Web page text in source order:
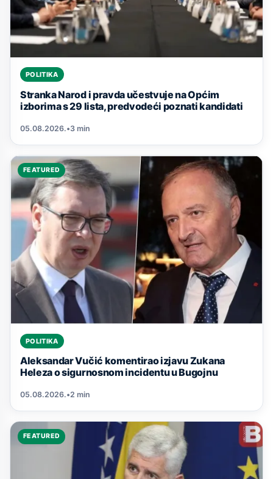
POLITIKA
Stranka Narod i pravda učestvuje na Općim
izborima s 29 lista, predvodeći poznati kandidati
05.08.2026.•3 min
FEATURED
POLITIKA
Aleksandar Vučić komentirao izjavu Zukana
Heleza o sigurnosnom incidentu u Bugojnu
05.08.2026.•2 min
FEATURED